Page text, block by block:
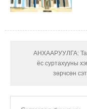
АНХААРУУЛГА: Та
ёс суртахууны
зөрчсөн